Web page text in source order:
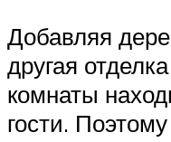
Добавляя
другая
комнаты
гости.